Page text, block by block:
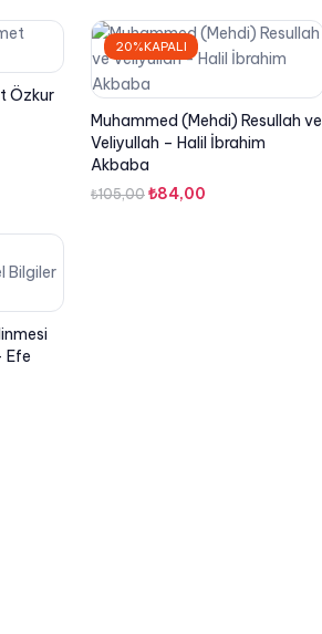
Özkur
20%KAPALI
Muhammed (Mehdi) Resullah ve
Veliyullah – Halil İbrahim
Akbaba
₺105,00 Orijinal
₺84,00
Efe